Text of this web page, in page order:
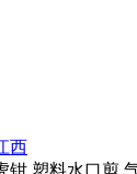
西
,塑料水口剪